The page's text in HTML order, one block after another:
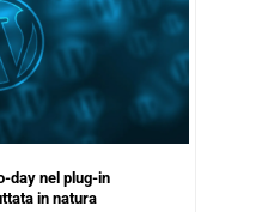
day nel plug-in
in natura